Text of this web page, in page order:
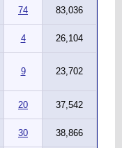
74 83,036
4 26,104
9 23,702
20 37,542
30 38,866